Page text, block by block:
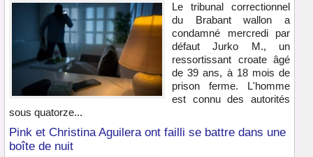
Le tribunal correctionnel
du Brabant wallon a
condamné mercredi par
défaut Jurko M., un
ressortissant croate âgé
de 39 ans, à 18 mois de
prison ferme. L'homme
est connu des autorités
sous quatorze...
Pink et Christina Aguilera ont failli se battre dans une
boîte de nuit